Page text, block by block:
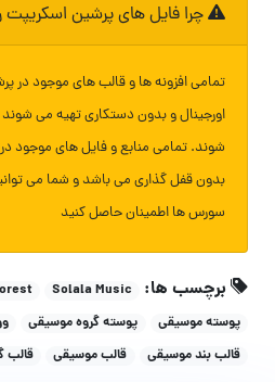
چرا فایل های پرشین اسکریپت
تمامی افزونه ها و قالب های موجود در
اورجینال و بدون دستکاری تهیه می
شوند. تمامی منابع و فایل های موجود
بدون قفل گذاری می باشد و شما می
سورس ها اطمینان حاصل کنید
برچسب ها: Solala Music
پوسته موسیقی
پوسته گروه موسیقی
قالب بند موسیقی
قالب موسیقی قالب